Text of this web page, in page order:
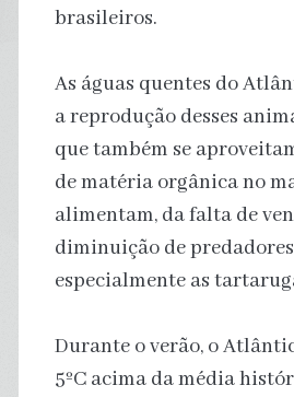
brasileiros.
As águas quentes do
a reprodução desses
que também se
de matéria orgânica no
alimentam, da falta de
diminuição de
especialmente as
Durante o verão, o
5ºC acima da média